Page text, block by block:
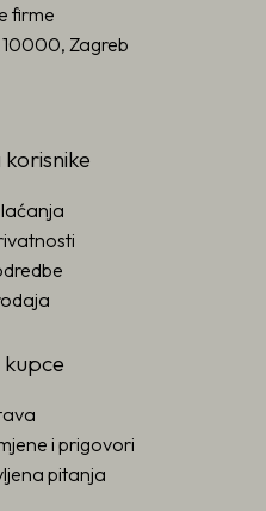
firme
10000, Zagreb
korisnike
i prigovori
pitanja